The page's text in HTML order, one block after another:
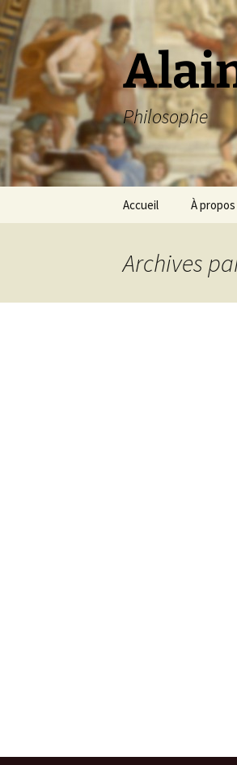
Aller
au
contenu
Philosophe
Accueil À propos
Archives